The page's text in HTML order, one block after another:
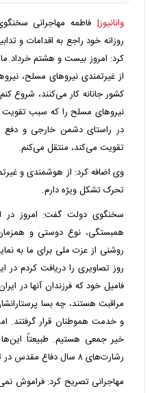
وانانیوز| فاطمه مهاجرانی
روزانه خود راجع به اقدامات و
کرد: امروز بیست و هشتم خرداد
از غیرتمندی نیروهای مسلح،
کشور جانانه کار می‌کنند، شروع
نیروهای مسلح را که سبب
در راستای دشمن خارجی و دفع
تقویت می‌کند، منتقل می‌کنم.
وی اضافه کرد: از هوشمندی و
تحرک تشکل ویژه دارم.
سخنگوی دولت گفت: امروز در
همبستگی، نوع دوستی و
روشنی از عزت ملی برای ما به
روز تصاویری را دریافت کردم در
فامیل خود که فرزندان آنها در
مراقبت هستند، چه بسا
و خدمت هموطنان قرار گرفتند.
خیر جمعی هستیم. طبیعتاً
رشارت‌های ۸ سال دفاع مقدس در تاریخ ماند.
مهاجرانی تصریح کرد: فراموش